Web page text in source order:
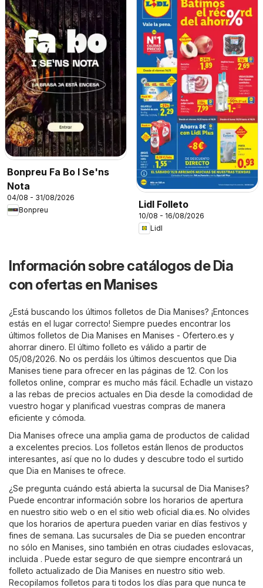
Bonpreu Fa Bo I Se'ns
Nota
04/08 - 31/08/2026
Bonpreu
Lidl Folleto
10/08 - 16/08/2026
Lidl
Información sobre catálogos de Dia
con ofertas en Manises
¿Está buscando los últimos folletos de Dia Manises? ¡Entonces
estás en el lugar correcto! Siempre puedes encontrar los
últimos folletos de Dia Manises en Manises - Ofertero.es y
ahorrar dinero. El último folleto es válido a partir de
05/08/2026. No os perdáis los últimos descuentos que Dia
Manises tiene para ofrecer en las páginas de 12. Con los
folletos online, comprar es mucho más fácil. Echadle un vistazo
a las rebas de precios actuales en Dia desde la comodidad de
vuestro hogar y planificad vuestras compras de manera
eficiente y cómoda.
Dia Manises ofrece una amplia gama de productos de calidad
a excelentes precios. Los folletos están llenos de productos
interesantes, así que no lo dudes y descubre todo el surtido
que Dia en Manises te ofrece.
¿Se pregunta cuándo está abierta la sucursal de Dia Manises?
Puede encontrar información sobre los horarios de apertura
en nuestro sitio web o en el sitio web oficial dia.es. No olvides
que los horarios de apertura pueden variar en días festivos y
fines de semana. Las sucursales de Dia se pueden encontrar
no sólo en Manises, sino también en otras ciudades eslovacas,
incluida . Puede estar seguro de que siempre encontrará un
folleto actualizado de Dia Manises en nuestro sitio web.
Recopilamos folletos para ti todos los días para que nunca te